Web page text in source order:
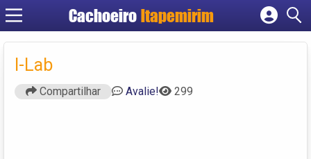
Cachoeiro Itapemirim
Cadastrar empresa
I-Lab
Compartilhar Avalie! 299